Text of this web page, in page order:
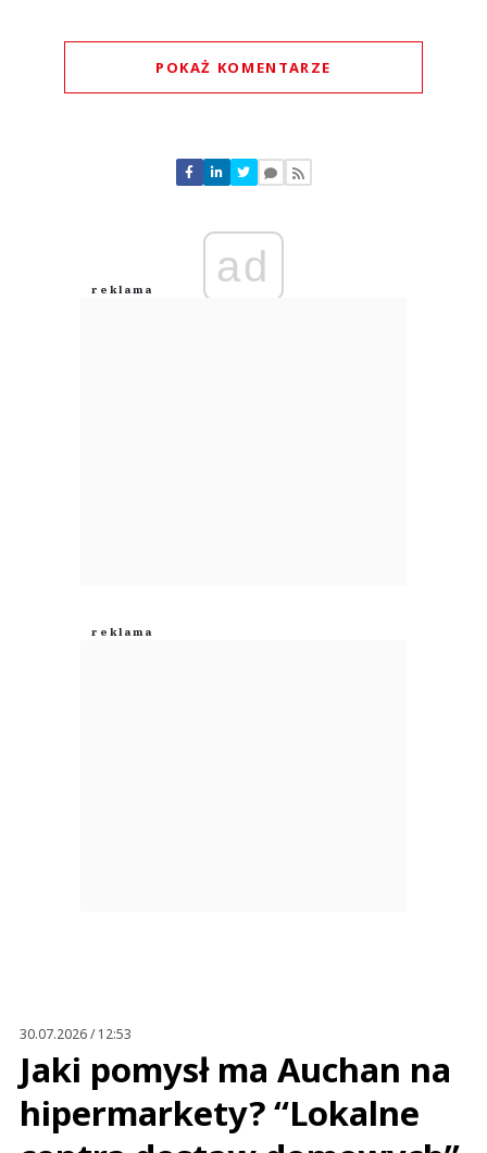
POKAŻ KOMENTARZE
Nie znaleziono komentarzy
Zostaw swoje komentarze
Anuluj
ad
30.07.2026 / 12:53
Jaki pomysł ma Auchan na
hipermarkety? “Lokalne